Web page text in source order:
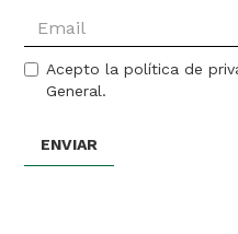
Acepto la política de
General.